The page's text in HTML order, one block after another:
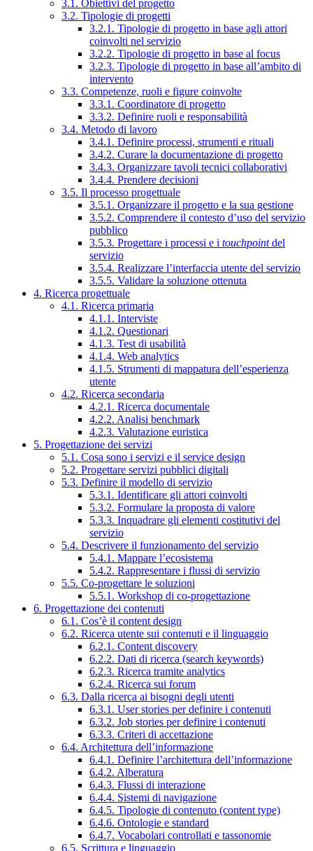
3.1. Obiettivi del progetto
3.2. Tipologie di progetti
3.2.1. Tipologie di progetto in base agli attori
coinvolti nel servizio
3.2.2. Tipologie di progetto in base al focus
3.2.3. Tipologie di progetto in base all’ambito di
intervento
3.3. Competenze, ruoli e figure coinvolte
3.3.1. Coordinatore di progetto
3.3.2. Definire ruoli e responsabilità
3.4. Metodo di lavoro
3.4.1. Definire processi, strumenti e rituali
3.4.2. Curare la documentazione di progetto
3.4.3. Organizzare tavoli tecnici collaborativi
3.4.4. Prendere decisioni
3.5. Il processo progettuale
3.5.1. Organizzare il progetto e la sua gestione
3.5.2. Comprendere il contesto d’uso del servizio
pubblico
3.5.3. Progettare i processi e i touchpointdel
servizio
3.5.4. Realizzare l’interfaccia utente del servizio
3.5.5. Validare la soluzione ottenuta
4. Ricerca progettuale
4.1. Ricerca primaria
4.1.1. Interviste
4.1.2. Questionari
4.1.3. Test di usabilità
4.1.4. Web analytics
4.1.5. Strumenti di mappatura dell’esperienza
utente
4.2. Ricerca secondaria
4.2.1. Ricerca documentale
4.2.2. Analisi benchmark
4.2.3. Valutazione euristica
5. Progettazione dei servizi
5.1. Cosa sono i servizi e il service design
5.2. Progettare servizi pubblici digitali
5.3. Definire il modello di servizio
5.3.1. Identificare gli attori coinvolti
5.3.2. Formulare la proposta di valore
5.3.3. Inquadrare gli elementi costitutivi del
servizio
5.4. Descrivere il funzionamento del servizio
5.4.1. Mappare l’ecosistema
5.4.2. Rappresentare i flussi di servizio
5.5. Co-progettare le soluzioni
5.5.1. Workshop di co-progettazione
6. Progettazione dei contenuti
6.1. Cos’è il content design
6.2. Ricerca utente sui contenuti e il linguaggio
6.2.1. Content discovery
6.2.2. Dati di ricerca (search keywords)
6.2.3. Ricerca tramite analytics
6.2.4. Ricerca sui forum
6.3. Dalla ricerca ai bisogni degli utenti
6.3.1. User stories per definire i contenuti
6.3.2. Job stories per definire i contenuti
6.3.3. Criteri di accettazione
6.4. Architettura dell’informazione
6.4.1. Definire l’architettura dell’informazione
6.4.2. Alberatura
6.4.3. Flussi di interazione
6.4.4. Sistemi di navigazione
6.4.5. Tipologie di contenuto (content type)
6.4.6. Ontologie e standard
6.4.7. Vocabolari controllati e tassonomie
6.5. Scrittura e linguaggio